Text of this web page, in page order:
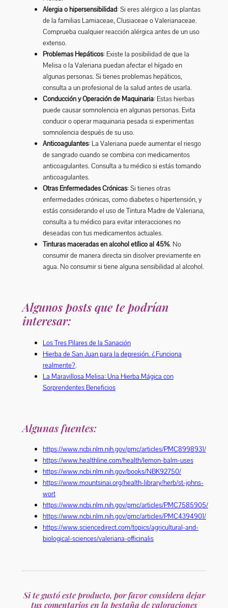
Alergia o hipersensibilidad: Si eres alérgico a las plantas
de la familias Lamiaceae, Clusiaceae o Valerianaceae.
Comprueba cualquier reacción alérgica antes de un uso
extenso.
Problemas Hepáticos: Existe la posibilidad de que la
Melisa o la Valeriana puedan afectar el hígado en
algunas personas. Si tienes problemas hepáticos,
consulta a un profesional de la salud antes de usarla.
Conducción y Operación de Maquinaria: Estas hierbas
puede causar somnolencia en algunas personas. Evita
conducir o operar maquinaria pesada si experimentas
somnolencia después de su uso.
Anticoagulantes: La Valeriana puede aumentar el riesgo
de sangrado cuando se combina con medicamentos
anticoagulantes. Consulta a tu médico si estás tomando
anticoagulantes.
Otras Enfermedades Crónicas: Si tienes otras
enfermedades crónicas, como diabetes o hipertensión, y
estás considerando el uso de Tintura Madre de Valeriana,
consulta a tu médico para evitar interacciones no
deseadas con tus medicamentos actuales.
Tinturas maceradas en alcohol etílico al 45%. No
consumir de manera directa sin disolver previamente en
agua. No consumir si tiene alguna sensibilidad al alcohol.
Algunos posts que te podrían
interesar:
Los Tres Pilares de la Sanación
Hierba de San Juan para la depresión. ¿Funciona
realmente?.
La Maravillosa Melisa: Una Hierba Mágica con
Sorprendentes Beneficios
Algunas fuentes:
https://www.ncbi.nlm.nih.gov/pmc/articles/PMC8998931/
https://www.healthline.com/health/lemon-balm-uses
https://www.ncbi.nlm.nih.gov/books/NBK92750/
https://www.mountsinai.org/health-library/herb/st-johns-
wort
https://www.ncbi.nlm.nih.gov/pmc/articles/PMC7585905/
https://www.ncbi.nlm.nih.gov/pmc/articles/PMC4394901/
https://www.sciencedirect.com/topics/agricultural-and-
biological-sciences/valeriana-officinalis
Si te gustó este producto, por favor considera dejar
tus comentarios en la pestaña de valoraciones